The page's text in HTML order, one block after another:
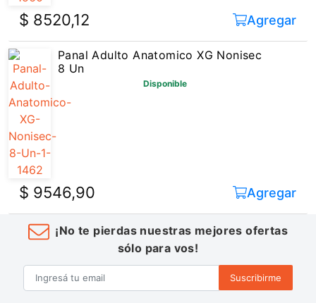
$ 8520,12 Agregar
Panal Adulto Anatomico XG Nonisec
8 Un
Disponible
$ 9546,90 Agregar
¡No te pierdas nuestras mejores ofertas
sólo para vos!
Suscribirme